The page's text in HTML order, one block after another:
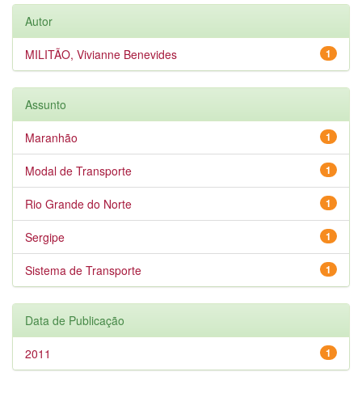
Autor
1
MILITÃO, Vivianne Benevides
Assunto
1
Maranhão
1
Modal de Transporte
1
Rio Grande do Norte
1
Sergipe
1
Sistema de Transporte
Data de Publicação
1
2011